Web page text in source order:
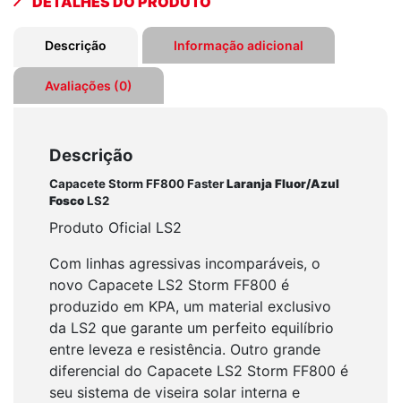
Descrição Informação adicional
Avaliações (0)
Descrição
Capacete Storm FF800 FasterLaranja Fluor/Azul
FoscoLS2
Produto Oficial LS2
Com linhas agressivas incomparáveis, o
novo Capacete LS2 Storm FF800 é
produzido em KPA, um material exclusivo
da LS2 que garante um perfeito equilíbrio
entre leveza e resistência. Outro grande
diferencial do Capacete LS2 Storm FF800 é
seu sistema de viseira solar interna e